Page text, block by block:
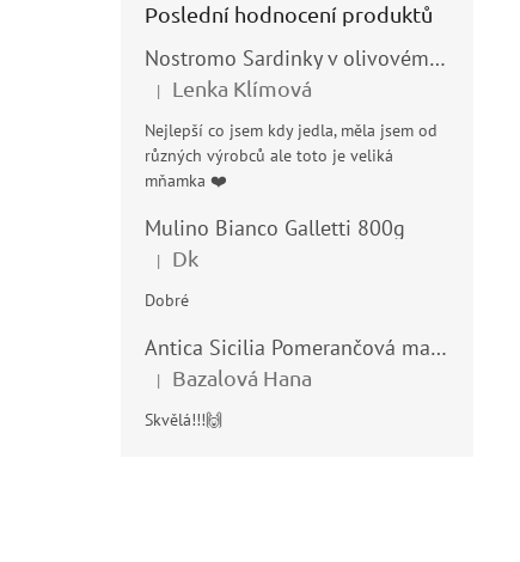
Poslední hodnocení produktů
Nostromo Sardinky v olivovém oleji (Sardine all’Olio di Oliva) 120g
Hodnocení produktu je 5 z 5 hvězdiček.
| Lenka Klímová
Nejlepší co jsem kdy jedla, měla jsem od
různých výrobců ale toto je veliká
mňamka ❤️
Mulino Bianco Galletti 800g
Hodnocení produktu je 5 z 5 hvězdiček.
| Dk
Dobré
Antica Sicilia Pomerančová marmeláda (Arance di Sicilia) 210g
Hodnocení produktu je 5 z 5 hvězdiček.
| Bazalová Hana
Skvělá!!!🙌